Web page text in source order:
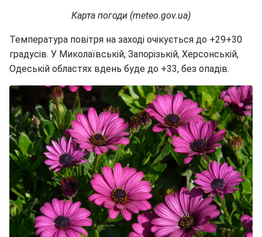
Карта погоди (meteo.gov.ua)
Температура повітря на заході очікується до +29+30
градусів. У Миколаївській, Запорізькій, Херсонській,
Одеській областях вдень буде до +33, без опадів.